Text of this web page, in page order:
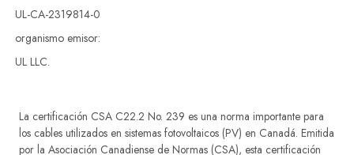
UL-CA-2319814-0
organismo emisor:
UL LLC.
La certificación CSA C22.2 No. 239 es una norma importante para
los cables utilizados en sistemas fotovoltaicos (PV) en Canadá. Emitida
por la Asociación Canadiense de Normas (CSA), esta certificación